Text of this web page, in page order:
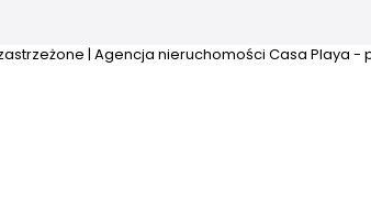
| Agencja nieruchomości Casa Playa -